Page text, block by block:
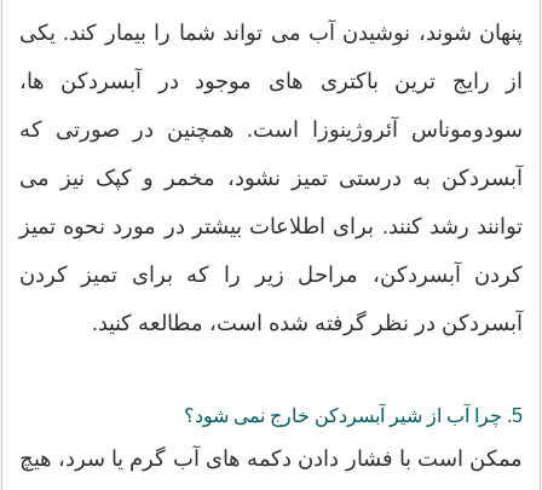
پنهان شوند، نوشیدن آب می تواند شما را بیمار کند. یکی
از رایج ترین باکتری های موجود در آبسردکن ها،
سودوموناس آئروژینوزا است. همچنین در صورتی که
آبسردکن به درستی تمیز نشود، مخمر و کپک نیز می
توانند رشد کنند. برای اطلاعات بیشتر در مورد نحوه تمیز
کردن آبسردکن، مراحل زیر را که برای تمیز کردن
آبسردکن در نظر گرفته شده است، مطالعه کنید.
5. چرا آب از شیر آبسردکن خارج نمی شود؟
ممکن است با فشار دادن دکمه های آب گرم یا سرد، هیچ